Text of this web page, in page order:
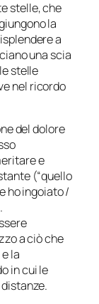
stelle, che
la
a
una scia
stelle
nel ricordo
del dolore
e
(“quello
ho ingoiato /
a ciò che
la
in cui le